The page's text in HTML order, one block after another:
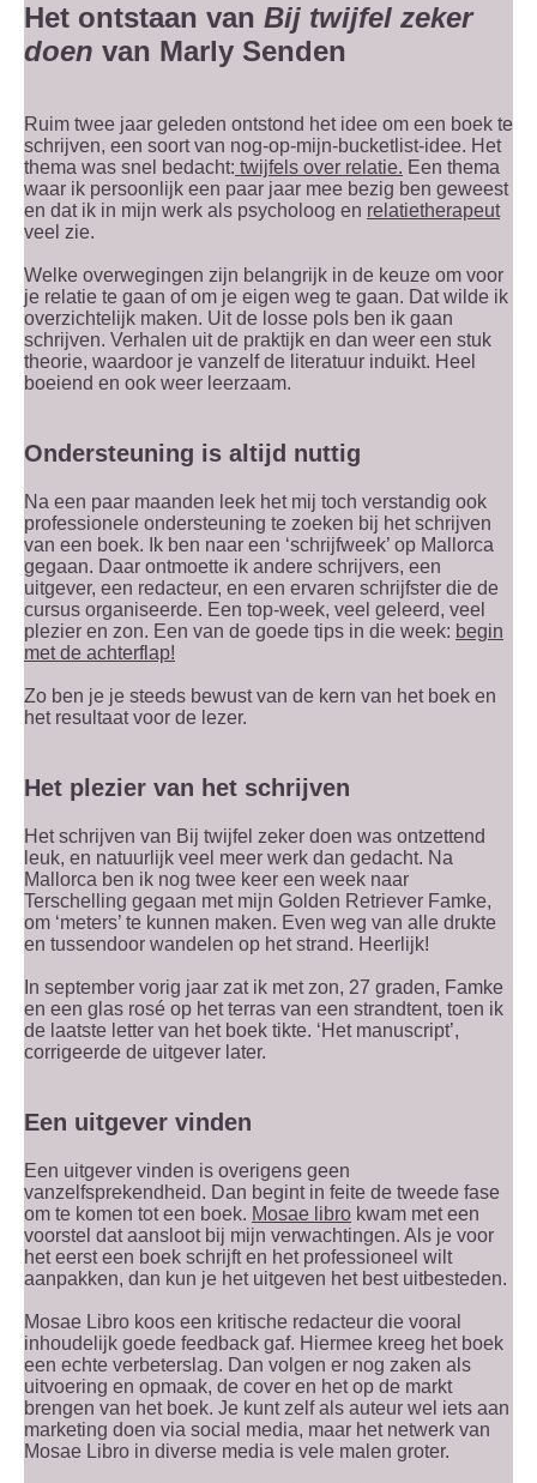
Het ontstaan van Bij twijfel zeker
doen van Marly Senden
Ruim twee jaar geleden ontstond het idee om een boek te
schrijven, een soort van nog-op-mijn-bucketlist-idee. Het
thema was snel bedacht: twijfels over relatie. Een thema
waar ik persoonlijk een paar jaar mee bezig ben geweest
en dat ik in mijn werk als psycholoog en relatietherapeut
veel zie.
Welke overwegingen zijn belangrijk in de keuze om voor
je relatie te gaan of om je eigen weg te gaan. Dat wilde ik
overzichtelijk maken. Uit de losse pols ben ik gaan
schrijven. Verhalen uit de praktijk en dan weer een stuk
theorie, waardoor je vanzelf de literatuur induikt. Heel
boeiend en ook weer leerzaam.
Ondersteuning is altijd nuttig
Na een paar maanden leek het mij toch verstandig ook
professionele ondersteuning te zoeken bij het schrijven
van een boek. Ik ben naar een ‘schrijfweek’ op Mallorca
gegaan. Daar ontmoette ik andere schrijvers, een
uitgever, een redacteur, en een ervaren schrijfster die de
cursus organiseerde. Een top-week, veel geleerd, veel
plezier en zon. Een van de goede tips in die week: begin
met de achterflap!
Zo ben je je steeds bewust van de kern van het boek en
het resultaat voor de lezer.
Het plezier van het schrijven
Het schrijven van Bij twijfel zeker doen was ontzettend
leuk, en natuurlijk veel meer werk dan gedacht. Na
Mallorca ben ik nog twee keer een week naar
Terschelling gegaan met mijn Golden Retriever Famke,
om ‘meters’ te kunnen maken. Even weg van alle drukte
en tussendoor wandelen op het strand. Heerlijk!
In september vorig jaar zat ik met zon, 27 graden, Famke
en een glas rosé op het terras van een strandtent, toen ik
de laatste letter van het boek tikte. ‘Het manuscript’,
corrigeerde de uitgever later.
Een uitgever vinden
Een uitgever vinden is overigens geen
vanzelfsprekendheid. Dan begint in feite de tweede fase
om te komen tot een boek. Mosae libro kwam met een
voorstel dat aansloot bij mijn verwachtingen. Als je voor
het eerst een boek schrijft en het professioneel wilt
aanpakken, dan kun je het uitgeven het best uitbesteden.
Mosae Libro koos een kritische redacteur die vooral
inhoudelijk goede feedback gaf. Hiermee kreeg het boek
een echte verbeterslag. Dan volgen er nog zaken als
uitvoering en opmaak, de cover en het op de markt
brengen van het boek. Je kunt zelf als auteur wel iets aan
marketing doen via social media, maar het netwerk van
Mosae Libro in diverse media is vele malen groter.